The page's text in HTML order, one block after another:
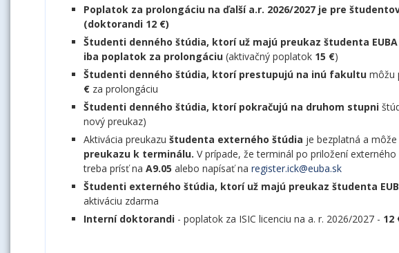
Poplatok za prolongáciu na ďalší a.r. 2026/2027 je pre
(doktorandi 12 €)
Študenti denného štúdia, ktorí už majú preukaz študenta EUBA
iba poplatok za prolongáciu (aktivačný poplatok 15 €)
Študenti denného štúdia, ktorí prestupujú na inú fakultu môžu
€ za prolongáciu
Študenti denného štúdia, ktorí pokračujú na druhom stupni
nový preukaz)
Aktivácia preukazu študenta externého štúdia je bezplatná a
preukazu k terminálu. V prípade, že terminál po priložení
treba prísť na A9.05 alebo napísať na register.ick@euba.sk
Študenti externého štúdia, ktorí už majú preukaz študenta
aktiváciu zdarma
Interní doktorandi - poplatok za ISIC licenciu na a. r. 2026/2027 - 12